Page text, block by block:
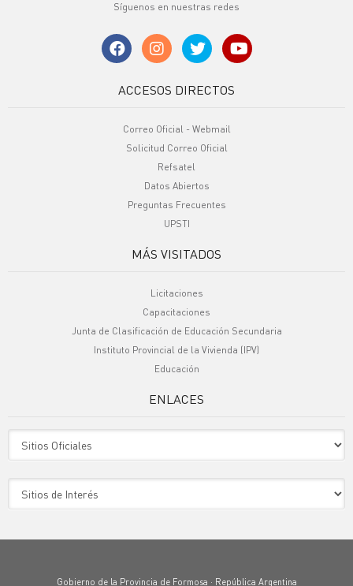
Síguenos en nuestras redes
ACCESOS DIRECTOS
Correo Oficial - Webmail
Solicitud Correo Oficial
Refsatel
Datos Abiertos
Preguntas Frecuentes
UPSTI
MÁS VISITADOS
Licitaciones
Capacitaciones
Junta de Clasificación de Educación Secundaria
Instituto Provincial de la Vivienda (IPV)
Educación
ENLACES
Gobierno de la Provincia de Formosa · República Argentina